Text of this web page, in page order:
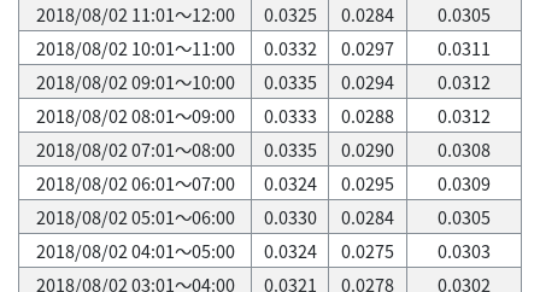
2018/08/02 11:01～12:00
0.0325 0.0284
0.0305
2018/08/02 10:01～11:00
0.0332 0.0297
0.0311
2018/08/02 09:01～10:00
0.0335 0.0294
0.0312
2018/08/02 08:01～09:00
0.0333 0.0288
0.0312
2018/08/02 07:01～08:00
0.0335 0.0290
0.0308
2018/08/02 06:01～07:00
0.0324 0.0295
0.0309
2018/08/02 05:01～06:00
0.0330 0.0284
0.0305
2018/08/02 04:01～05:00
0.0324 0.0275
0.0303
2018/08/02 03:01～04:00
0.0321 0.0278
0.0302